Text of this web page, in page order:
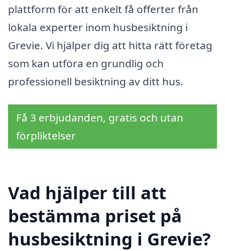
plattform för att enkelt få offerter från
lokala experter inom husbesiktning i
Grevie. Vi hjälper dig att hitta rätt företag
som kan utföra en grundlig och
professionell besiktning av ditt hus.
Få 3 erbjudanden, gratis och utan
förpliktelser
Vad hjälper till att
bestämma priset på
husbesiktning i Grevie?